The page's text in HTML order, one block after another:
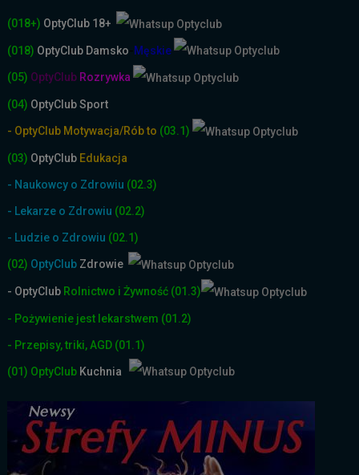
(018+) OptyClub 18+
(018) OptyClub Damsko Męskie
(05) OptyClub Rozrywka
(04) OptyClub Sport
- OptyClub Motywacja/Rób to (03.1)
(03) OptyClub Edukacja
- Naukowcy o Zdrowiu (02.3)
- Lekarze o Zdrowiu (02.2)
- Ludzie o Zdrowiu (02.1)
(02) OptyClub Zdrowie
- OptyClub Rolnictwo i Żywność (01.3)
- Pożywienie jest lekarstwem (01.2)
- Przepisy, triki, AGD (01.1)
(01) OptyClub Kuchnia